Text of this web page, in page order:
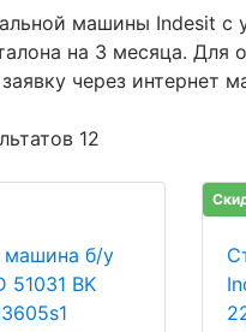
машины Indesit с
на 3 месяца.
через интернет
12
машина б/у
51031 BK